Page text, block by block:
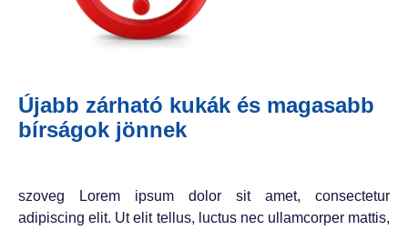
Újabb zárható kukák és magasabb
bírságok jönnek
szoveg Lorem ipsum dolor sit amet, consectetur
adipiscing elit. Ut elit tellus, luctus nec ullamcorper mattis,